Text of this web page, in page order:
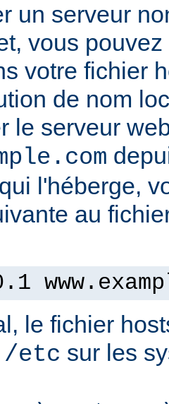
un serveur
vous
votre fichier
de nom
le serveur
l'héberge,
au
le fichier
/etc sur les